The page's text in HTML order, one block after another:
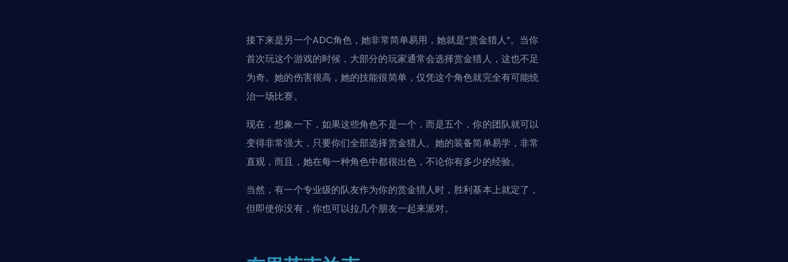
接下来是另一个ADC角色，她非常简单易用，她就是“赏金猎人”。当你
首次玩这个游戏的时候，大部分的玩家通常会选择赏金猎人，这也不足
为奇。她的伤害很高，她的技能很简单，仅凭这个角色就完全有可能统
治一场比赛。
现在，想象一下，如果这些角色不是一个，而是五个，你的团队就可以
变得非常强大，只要你们全部选择赏金猎人。她的装备简单易学，非常
直观，而且，她在每一种角色中都很出色，不论你有多少的经验。
当然，有一个专业级的队友作为你的赏金猎人时，胜利基本上就定了，
但即使你没有，你也可以拉几个朋友一起来派对。